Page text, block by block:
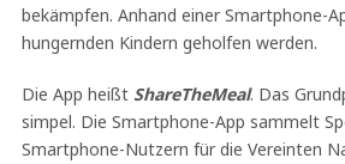
bekämpfen. Anhand einer Smartphone-
hungernden Kindern geholfen werden.
Die App heißt ShareTheMeal. Das
simpel. Die Smartphone-App sammelt
Smartphone-Nutzern für die Vereinten